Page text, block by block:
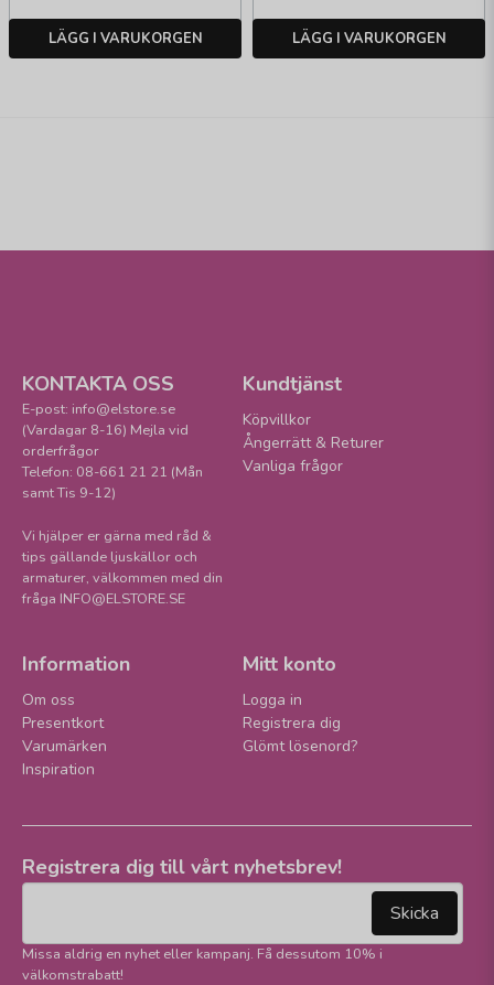
LÄGG I VARUKORGEN LÄGG I VARUKORGEN
KONTAKTA OSS
E-post: info@elstore.se
(Vardagar 8-16) Mejla vid
orderfrågor
Telefon: 08-661 21 21 (Mån
samt Tis 9-12)
Vi hjälper er gärna med råd &
tips gällande ljuskällor och
armaturer, välkommen med din
fråga INFO@ELSTORE.SE
Kundtjänst
Köpvillkor
Ångerrätt & Returer
Vanliga frågor
Information
Om oss
Presentkort
Varumärken
Inspiration
Mitt konto
Logga in
Registrera dig
Glömt lösenord?
Registrera dig till vårt nyhetsbrev!
Skicka
Missa aldrig en nyhet eller kampanj. Få dessutom 10% i
välkomstrabatt!